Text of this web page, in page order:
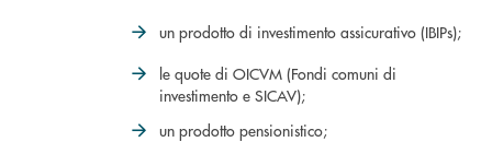
un prodotto di investimento assicurativo (IBIPs);
le quote di OICVM (Fondi comuni di
investimento e SICAV);
un prodotto pensionistico;